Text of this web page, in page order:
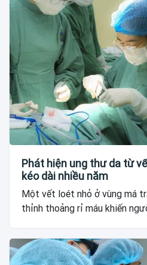
Phát hiện ung thư da từ
kéo dài nhiều năm
Một vết loét nhỏ ở vùng má
thỉnh thoảng rỉ máu khiến